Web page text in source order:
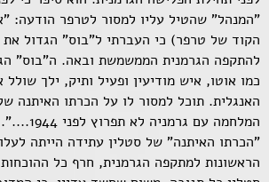
"המנהל" שהטיל עליו למסור לטרפר הודעה:
הקוד של טרפר) כי העברתי ל"בוס" הגדול את
להתקפה הגרמנית הממשמשת ובאה. ה"בוס"
כמו אוטו, איש מודיעין ופעיל ותיק, ילך
האנגלית. תוכל למסור לו על הכרתו האיתנה
המלחמה עם גרמניה לא תפרוץ לפני 1944....".
"הכרתו האיתנה" של סטלין עתידה הייתה
הראשונות למתקפה הגרמנית, חרף כל